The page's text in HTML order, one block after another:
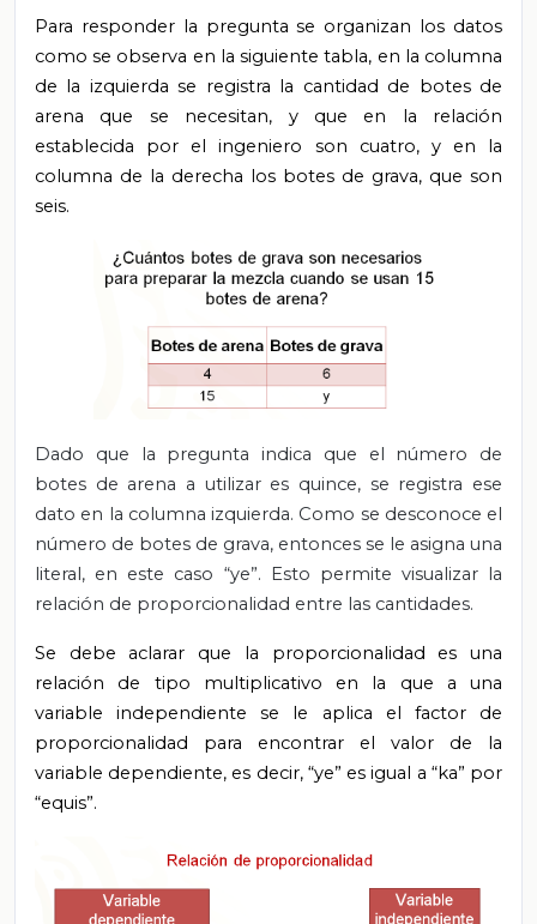
Para responder la pregunta se organizan los datos
como se observa en la siguiente tabla, en la columna
de la izquierda se registra la cantidad de botes de
arena que se necesitan, y que en la relación
establecida por el ingeniero son cuatro, y en la
columna de la derecha los botes de grava, que son
seis.
Dado que la pregunta indica que el número de
botes de arena a utilizar es quince, se registra ese
dato en la columna izquierda. Como se desconoce el
número de botes de grava, entonces se le asigna una
literal, en este caso “ye”. Esto permite visualizar la
relación de proporcionalidad entre las cantidades.
Se debe aclarar que la proporcionalidad es una
relación de tipo multiplicativo en la que a una
variable independiente se le aplica el factor de
proporcionalidad para encontrar el valor de la
variable dependiente, es decir, “ye” es igual a “ka” por
“equis”.